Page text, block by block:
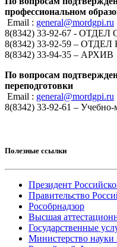
профессиональном
Email : general@mordgpi.ru
8(8342) 33-92-67 -
8(8342) 33-92-59 –
8(8342) 33-94-35 – АРХИВ
По вопросам
переподготовки
Email : general@mordgpi.ru
8(8342) 33-92-61 – Учебно-
Полезные ссылки
Президент
Правительство
Рособрнадзор
Высшая
Государственные
Министерство науки